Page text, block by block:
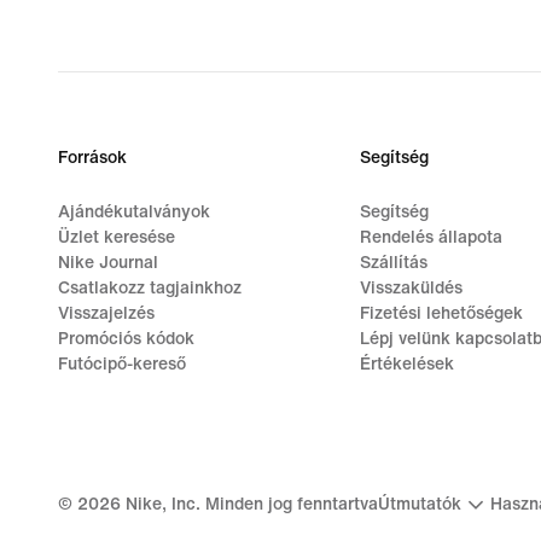
Források
Ajándékutalványok
Üzlet keresése
Nike Journal
Csatlakozz tagjainkhoz
Visszajelzés
Promóciós kódok
Futócipő-kereső
Segítség
Segítség
Rendelés állapota
Szállítás
Visszaküldés
Fizetési lehetőségek
Lépj velünk
Értékelések
© 2026 Nike, Inc. Minden jog fenntartvaÚtmutatók